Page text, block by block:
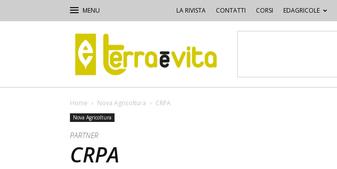
LA RIVISTA CONTATTI CORSI EDAGRICOLE
Terra
e
Vita
Home Nova Agricoltura CRPA
Nova Agricoltura
PARTNER
CRPA